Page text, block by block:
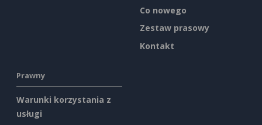
Co nowego
Zestaw prasowy
Kontakt
Prawny
Warunki korzystania z
usługi